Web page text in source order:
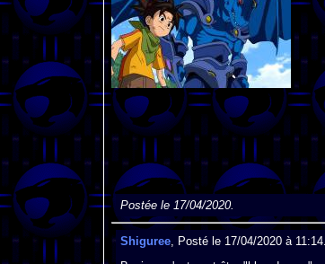
Postée le 17/04/2020.
Shiguree, Posté le 17/04/2020 à 11:14.